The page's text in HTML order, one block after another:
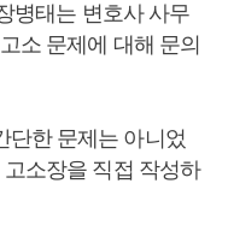
병태는 변호사 사무
소 문제에 대해 문의
단한 문제는 아니었
소장을 직접 작성하